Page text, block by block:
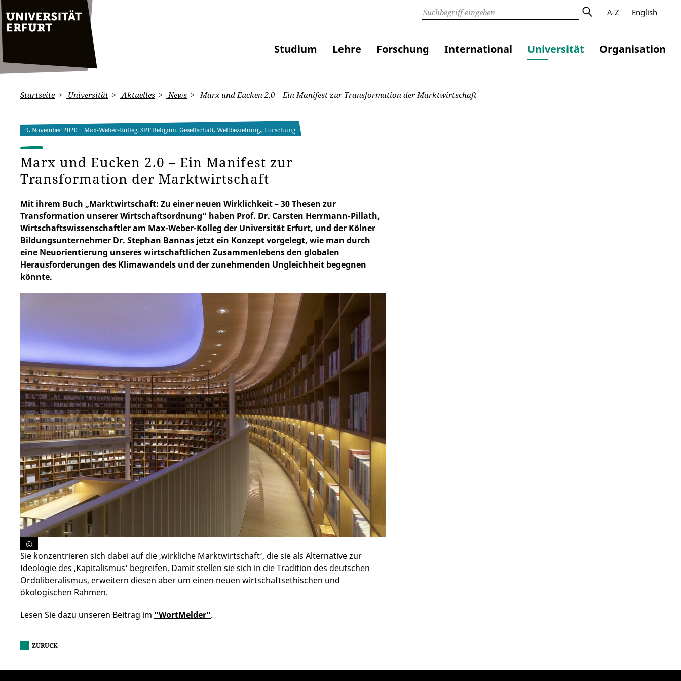
A-Z English
Studium Lehre Forschung International Universität Organisation
Startseite Universität Aktuelles News Marx und Eucken 2.0 – Ein Manifest zur Transformation der Marktwirtschaft
9. November 2020 | Max-Weber-Kolleg, SPF Religion. Gesellschaft. Weltbeziehung., Forschung
Marx und Eucken 2.0 – Ein Manifest zur
Transformation der Marktwirtschaft
Mit ihrem Buch „Marktwirtschaft: Zu einer neuen Wirklichkeit – 30 Thesen zur
Transformation unserer Wirtschaftsordnung“ haben Prof. Dr. Carsten Herrmann-Pillath,
Wirtschaftswissenschaftler am Max-Weber-Kolleg der Universität Erfurt, und der Kölner
Bildungsunternehmer Dr. Stephan Bannas jetzt ein Konzept vorgelegt, wie man durch
eine Neuorientierung unseres wirtschaftlichen Zusammenlebens den globalen
Herausforderungen des Klimawandels und der zunehmenden Ungleichheit begegnen
könnte.
©
Sie konzentrieren sich dabei auf die ‚wirkliche Marktwirtschaft‘, die sie als Alternative zur
Ideologie des ‚Kapitalismus‘ begreifen. Damit stellen sie sich in die Tradition des deutschen
Ordoliberalismus, erweitern diesen aber um einen neuen wirtschaftsethischen und
ökologischen Rahmen.
Lesen Sie dazu unseren Beitrag im "WortMelder".
ZURÜCK